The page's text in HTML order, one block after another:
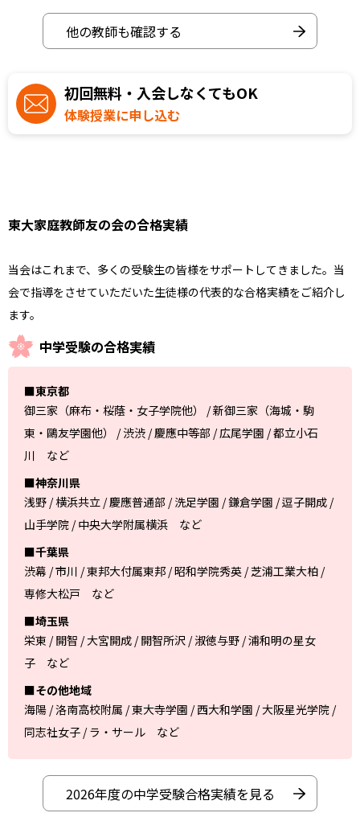
他の教師も確認する
初回無料・入会しなくてもOK
体験授業に申し込む
東大家庭教師友の会の合格実績
当会はこれまで、多くの受験生の皆様をサポートしてきました。当
会で指導をさせていただいた生徒様の代表的な合格実績をご紹介し
ます。
中学受験の合格実績
■東京都
御三家（麻布・桜蔭・女子学院他） / 新御三家（海城・駒
東・鷗友学園他） / 渋渋 / 慶應中等部 / 広尾学園 / 都立小石
川 など
■神奈川県
浅野 / 横浜共立 / 慶應普通部 / 洗足学園 / 鎌倉学園 / 逗子開成 /
山手学院 / 中央大学附属横浜 など
■千葉県
渋幕 / 市川 / 東邦大付属東邦 / 昭和学院秀英 / 芝浦工業大柏 /
専修大松戸 など
■埼玉県
栄東 / 開智 / 大宮開成 / 開智所沢 / 淑徳与野 / 浦和明の星女
子 など
■その他地域
海陽 / 洛南高校附属 / 東大寺学園 / 西大和学園 / 大阪星光学院 /
同志社女子 / ラ・サール など
2026年度の中学受験合格実績を見る